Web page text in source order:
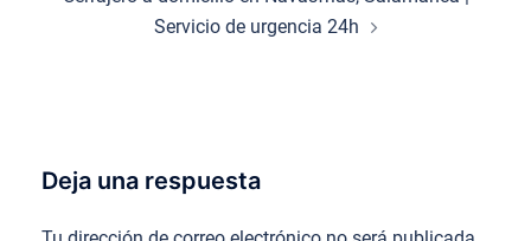
Servicio de urgencia 24h
Deja una respuesta